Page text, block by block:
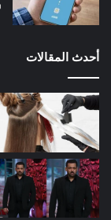
أحدث المقالات